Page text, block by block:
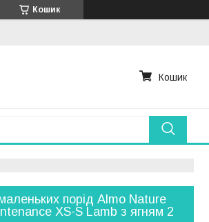
Кошик
Кошик
порід Almo Nature
XS-S Lamb з ягням 2